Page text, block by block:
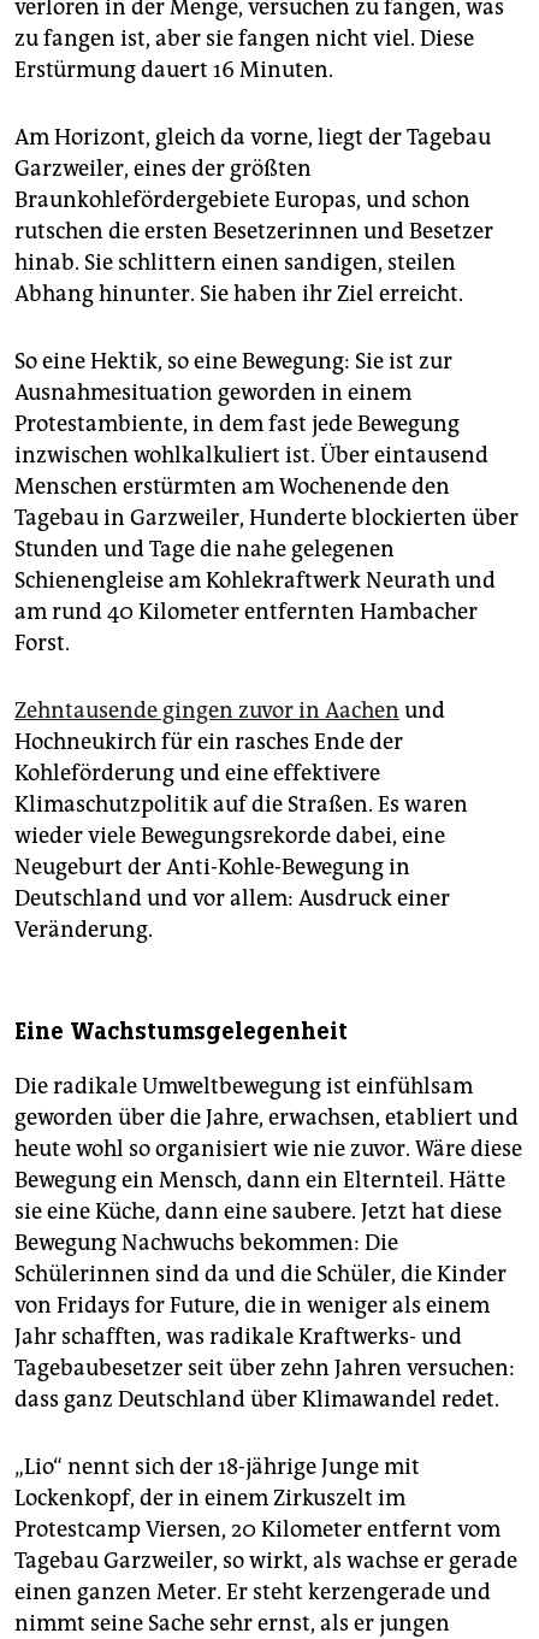
verloren in der Menge, versuchen zu fangen, was
zu fangen ist, aber sie fangen nicht viel. Diese
Erstürmung dauert 16 Minuten.
Am Horizont, gleich da vorne, liegt der Tagebau
Garzweiler, eines der größten
Braunkohlefördergebiete Europas, und schon
rutschen die ersten Besetzerinnen und Besetzer
hinab. Sie schlittern einen sandigen, steilen
Abhang hinunter. Sie haben ihr Ziel erreicht.
So eine Hektik, so eine Bewegung: Sie ist zur
Ausnahmesituation geworden in einem
Protestambiente, in dem fast jede Bewegung
inzwischen wohlkalkuliert ist. Über eintausend
Menschen erstürmten am Wochenende den
Tagebau in Garzweiler, Hunderte blockierten über
Stunden und Tage die nahe gelegenen
Schienengleise am Kohlekraftwerk Neurath und
am rund 40 Kilometer entfernten Hambacher
Forst.
Zehntausende gingen zuvor in Aachen und
Hochneukirch für ein rasches Ende der
Kohleförderung und eine effektivere
Klimaschutzpolitik auf die Straßen. Es waren
wieder viele Bewegungsrekorde dabei, eine
Neugeburt der Anti-Kohle-Bewegung in
Deutschland und vor allem: Ausdruck einer
Veränderung.
Eine Wachstumsgelegenheit
Die radikale Umweltbewegung ist einfühlsam
geworden über die Jahre, erwachsen, etabliert und
heute wohl so organisiert wie nie zuvor. Wäre diese
Bewegung ein Mensch, dann ein Elternteil. Hätte
sie eine Küche, dann eine saubere. Jetzt hat diese
Bewegung Nachwuchs bekommen: Die
Schülerinnen sind da und die Schüler, die Kinder
von Fridays for Future, die in weniger als einem
Jahr schafften, was radikale Kraftwerks- und
Tagebaubesetzer seit über zehn Jahren versuchen:
dass ganz Deutschland über Klimawandel redet.
„Lio“ nennt sich der 18-jährige Junge mit
Lockenkopf, der in einem Zirkuszelt im
Protestcamp Viersen, 20 Kilometer entfernt vom
Tagebau Garzweiler, so wirkt, als wachse er gerade
einen ganzen Meter. Er steht kerzengerade und
nimmt seine Sache sehr ernst, als er jungen